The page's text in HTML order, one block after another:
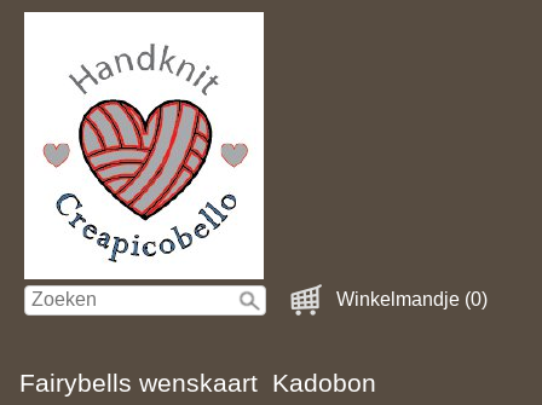
Winkelmandje (0)
Fairybells wenskaart Kadobon